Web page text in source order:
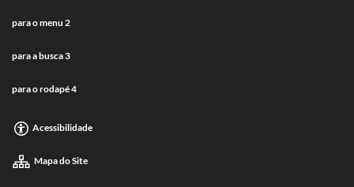
para o menu 2
para a busca3
para o rodapé4
Acessibilidade
Mapa do Site